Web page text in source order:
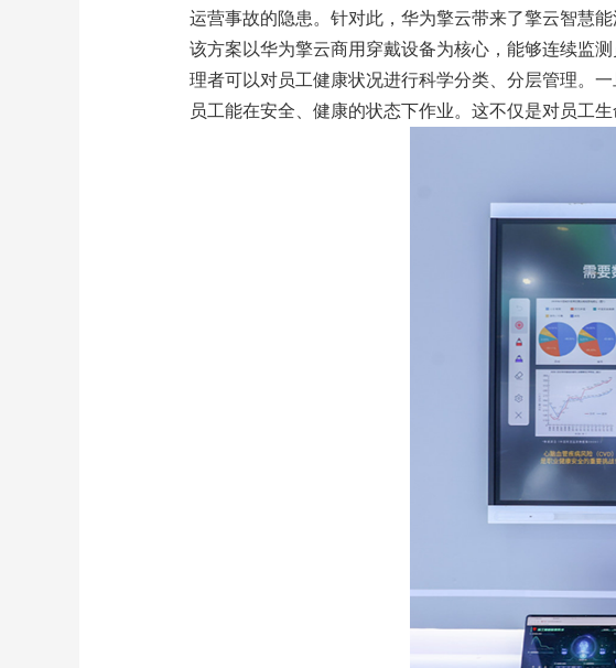
运营事故的隐患。针对此，华为擎云带来了擎云智慧
该方案以华为擎云商用穿戴设备为核心，能够连续监
理者可以对员工健康状况进行科学分类、分层管理。
员工能在安全、健康的状态下作业。这不仅是对员工